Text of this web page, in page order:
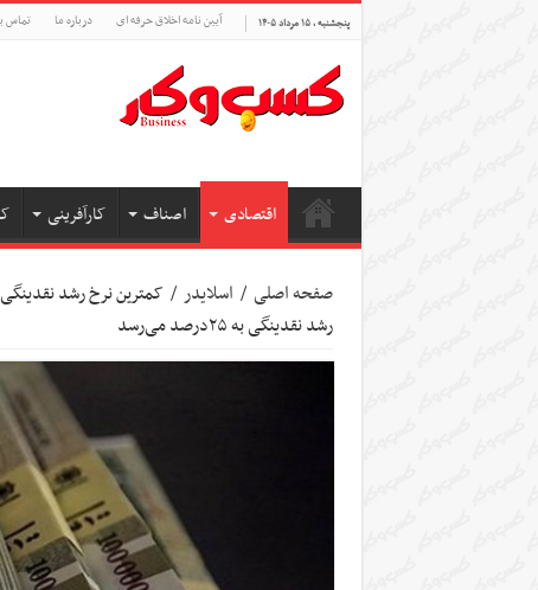
پنجشنبه , ۱۵ مرداد ۱۴۰۵ آیین نامه اخلاق حرفه ای درباره ما تماس
اقتصادی اصناف کارآفرینی
صفحه اصلی / اسلایدر /
رشد نقدینگی به ۲۵درصد می‌رسد